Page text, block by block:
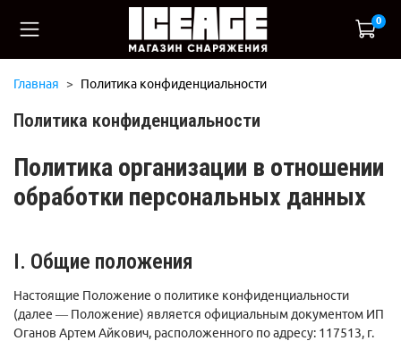
0
Главная Политика конфиденциальности
Политика конфиденциальности
Политика организации в отношении
обработки персональных данных
I. Общие положения
Настоящие Положение о политике конфиденциальности
(далее — Положение) является официальным документом ИП
Оганов Артем Айкович, расположенного по адресу: 117513, г.